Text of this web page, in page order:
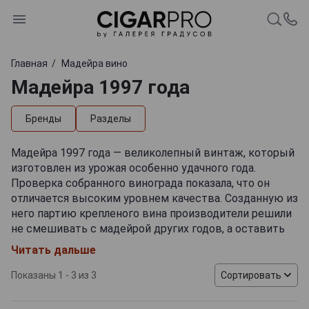
Главная Мадейра вино
Мадейра 1997 года
Бренды Разделы
Мадейра 1997 года — великолепный винтаж, который
изготовлен из урожая особенно удачного года.
Проверка собранного винограда показала, что он
отличается высоким уровнем качества. Созданную из
него партию крепленого вина производители решили
не смешивать с мадейрой других годов, а оставить
для длительной выдержки в дубе. Минимальный срок
созревания винтажа 1997 года в бочках составляет
10 лет, после чего напиток больше десятка лет
Читать дальше
Показаны 1 - 3 из 3 Сортировать